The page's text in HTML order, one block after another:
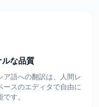
な品質
語への翻訳は、人間レ
スのエディタで自由に
す。